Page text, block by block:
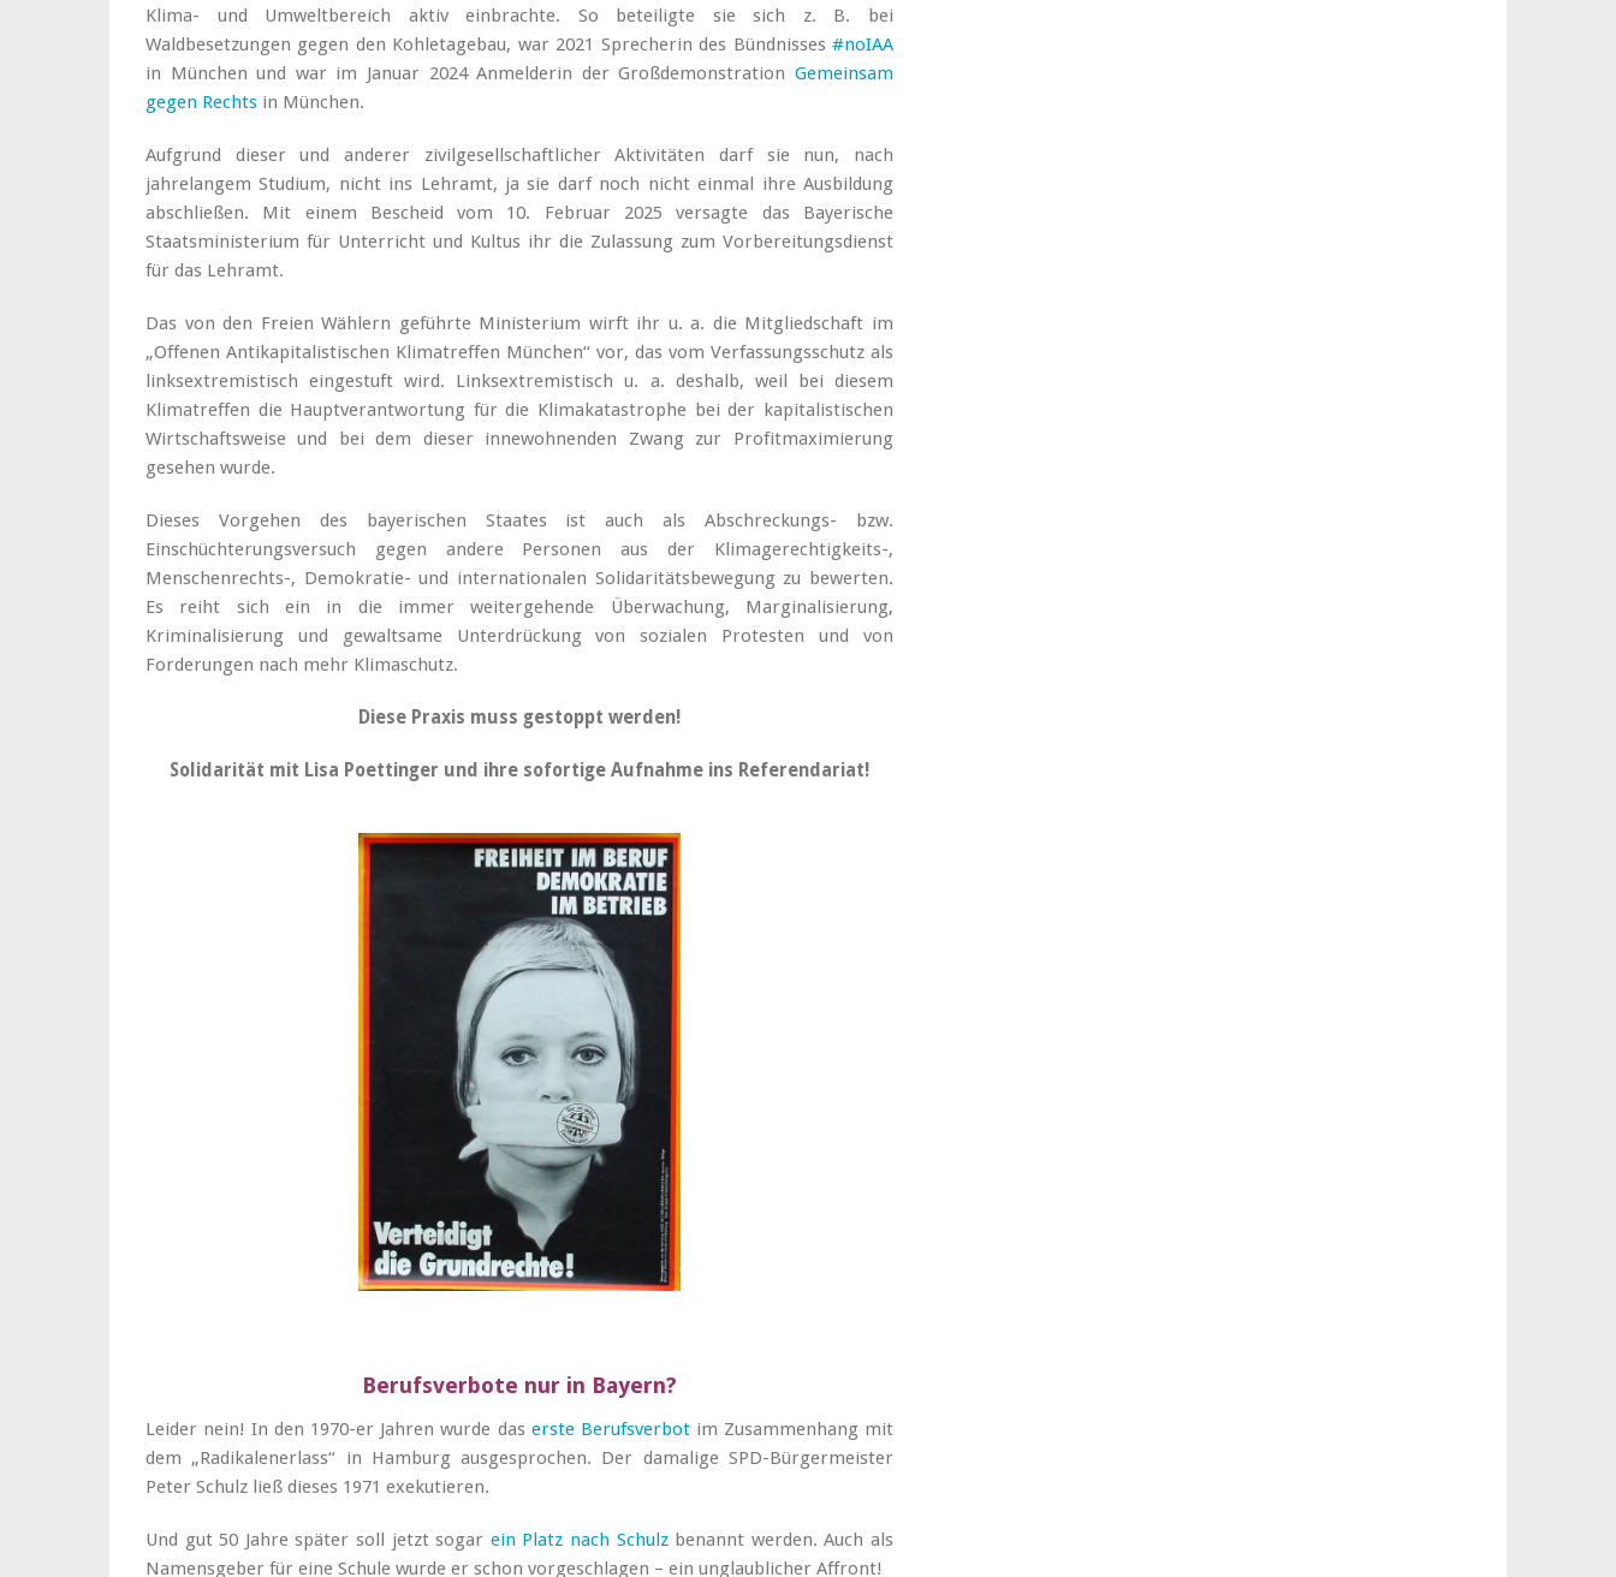
Klima- und Umweltbereich aktiv einbrachte. So beteiligte sie sich z. B. bei
Waldbesetzungen gegen den Kohletagebau, war 2021 Sprecherin des Bündnisses #noIAA
in München und war im Januar 2024 Anmelderin der Großdemonstration Gemeinsam
gegen Rechts in München.
Aufgrund dieser und anderer zivilgesellschaftlicher Aktivitäten darf sie nun, nach
jahrelangem Studium, nicht ins Lehramt, ja sie darf noch nicht einmal ihre Ausbildung
abschließen. Mit einem Bescheid vom 10. Februar 2025 versagte das Bayerische
Staatsministerium für Unterricht und Kultus ihr die Zulassung zum Vorbereitungsdienst
für das Lehramt.
Das von den Freien Wählern geführte Ministerium wirft ihr u. a. die Mitgliedschaft im
„Offenen Antikapitalistischen Klimatreffen München“ vor, das vom Verfassungsschutz als
linksextremistisch eingestuft wird. Linksextremistisch u. a. deshalb, weil bei diesem
Klimatreffen die Hauptverantwortung für die Klimakatastrophe bei der kapitalistischen
Wirtschaftsweise und bei dem dieser innewohnenden Zwang zur Profitmaximierung
gesehen wurde.
Dieses Vorgehen des bayerischen Staates ist auch als Abschreckungs- bzw.
Einschüchterungsversuch gegen andere Personen aus der Klimagerechtigkeits-,
Menschenrechts-, Demokratie- und internationalen Solidaritätsbewegung zu bewerten.
Es reiht sich ein in die immer weitergehende Überwachung, Marginalisierung,
Kriminalisierung und gewaltsame Unterdrückung von sozialen Protesten und von
Forderungen nach mehr Klimaschutz.
Diese Praxis muss gestoppt werden!
Solidarität mit Lisa Poettinger und ihre sofortige Aufnahme ins Referendariat!
Berufsverbote nur in Bayern?
Leider nein! In den 1970-er Jahren wurde das erste Berufsverbotim Zusammenhang mit
dem „Radikalenerlass“ in Hamburg ausgesprochen. Der damalige SPD-Bürgermeister
Peter Schulz ließ dieses 1971 exekutieren.
Und gut 50 Jahre später soll jetzt sogar ein Platz nach Schulzbenannt werden. Auch als
Namensgeber für eine Schule wurde er schon vorgeschlagen – ein unglaublicher Affront!